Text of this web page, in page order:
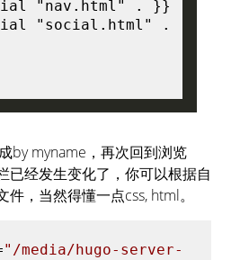
by myname，再次回到浏览
已经发生变化了，你可以根据自
，当然得懂一点css, html。
"/media/hugo-server-